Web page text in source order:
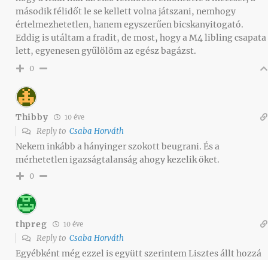
második félidőt le se kellett volna játszani, nemhogy
értelmezhetetlen, hanem egyszerűen bicskanyitogató.
Eddig is utáltam a fradit, de most, hogy a M4 libling csapata
lett, egyenesen gyűlölöm az egész bagázst.
0
Thibby 10 éve
Reply to Csaba Horváth
Nekem inkább a hányinger szokott beugrani. És a
mérhetetlen igazságtalanság ahogy kezelik öket.
0
thpreg 10 éve
Reply to Csaba Horváth
Egyébként még ezzel is együtt szerintem Lisztes állt hozzá